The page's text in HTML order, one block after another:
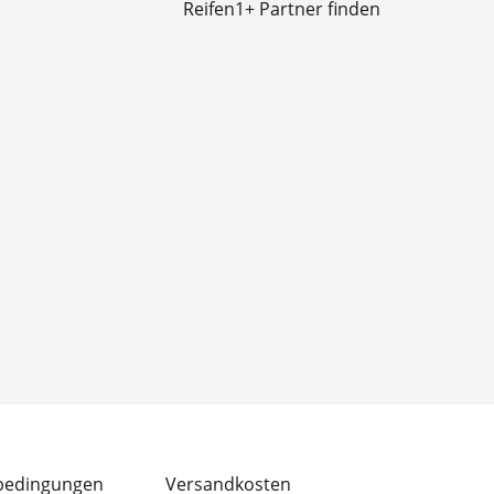
Reifen1+ Partner finden
Versandkosten